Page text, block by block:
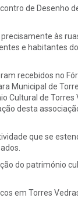
de Desenho
às
e habitantes
recebidos no
Municipal de
Cultural de Torres
desta
que se
do património
em Torres